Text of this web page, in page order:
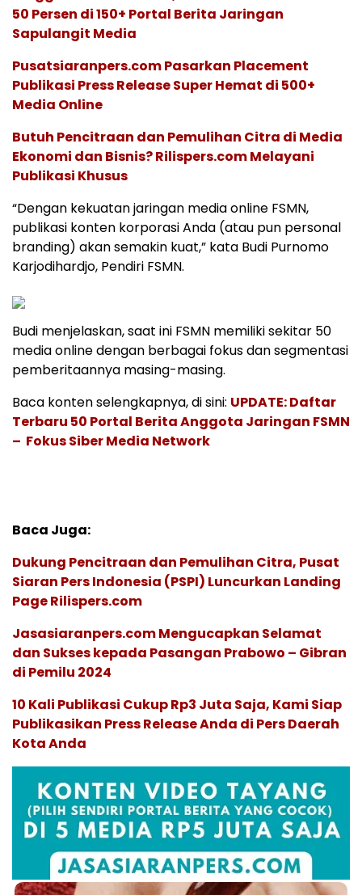
50 Persen di 150+ Portal Berita Jaringan
Sapulangit Media
Pusatsiaranpers.com Pasarkan Placement
Publikasi Press Release Super Hemat di 500+
Media Online
Butuh Pencitraan dan Pemulihan Citra di Media
Ekonomi dan Bisnis? Rilispers.com Melayani
Publikasi Khusus
“Dengan kekuatan jaringan media online FSMN,
publikasi konten korporasi Anda (atau pun personal
branding) akan semakin kuat,” kata Budi Purnomo
Karjodihardjo, Pendiri FSMN.
Budi menjelaskan, saat ini FSMN memiliki sekitar 50
media online dengan berbagai fokus dan segmentasi
pemberitaannya masing-masing.
Baca konten selengkapnya, di sini: UPDATE: Daftar
Terbaru 50 Portal Berita Anggota Jaringan FSMN
– Fokus Siber Media Network
Baca Juga:
Dukung Pencitraan dan Pemulihan Citra, Pusat
Siaran Pers Indonesia (PSPI) Luncurkan Landing
Page Rilispers.com
Jasasiaranpers.com Mengucapkan Selamat
dan Sukses kepada Pasangan Prabowo – Gibran
di Pemilu 2024
10 Kali Publikasi Cukup Rp3 Juta Saja, Kami Siap
Publikasikan Press Release Anda di Pers Daerah
Kota Anda